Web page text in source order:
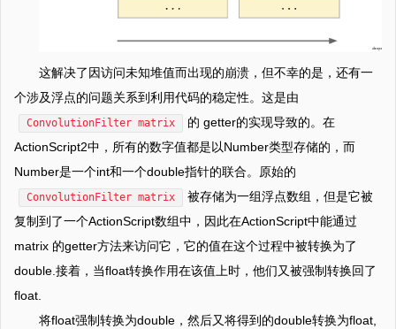
这解决了因访问未知堆值而出现的崩溃，但不幸的是，还有一
个涉及浮点的问题关系到利用代码的稳定性。这是由
ConvolutionFilter matrix
的 getter的实现导致的。在
ActionScript2中，所有的数字值都是以Number类型存储的，而
Number是一个int和一个double指针的联合。原始的
ConvolutionFilter matrix
被存储为一组浮点数组，但是它被
复制到了一个ActionScript数组中，因此在ActionScript中能通过
matrix 的getter方法来访问它，它的值在这个过程中被转换为了
double.接着，当float转换作用在该值上时，他们又被强制转换回了
float.
将float强制转换为double，然后又将得到的double转换为float,